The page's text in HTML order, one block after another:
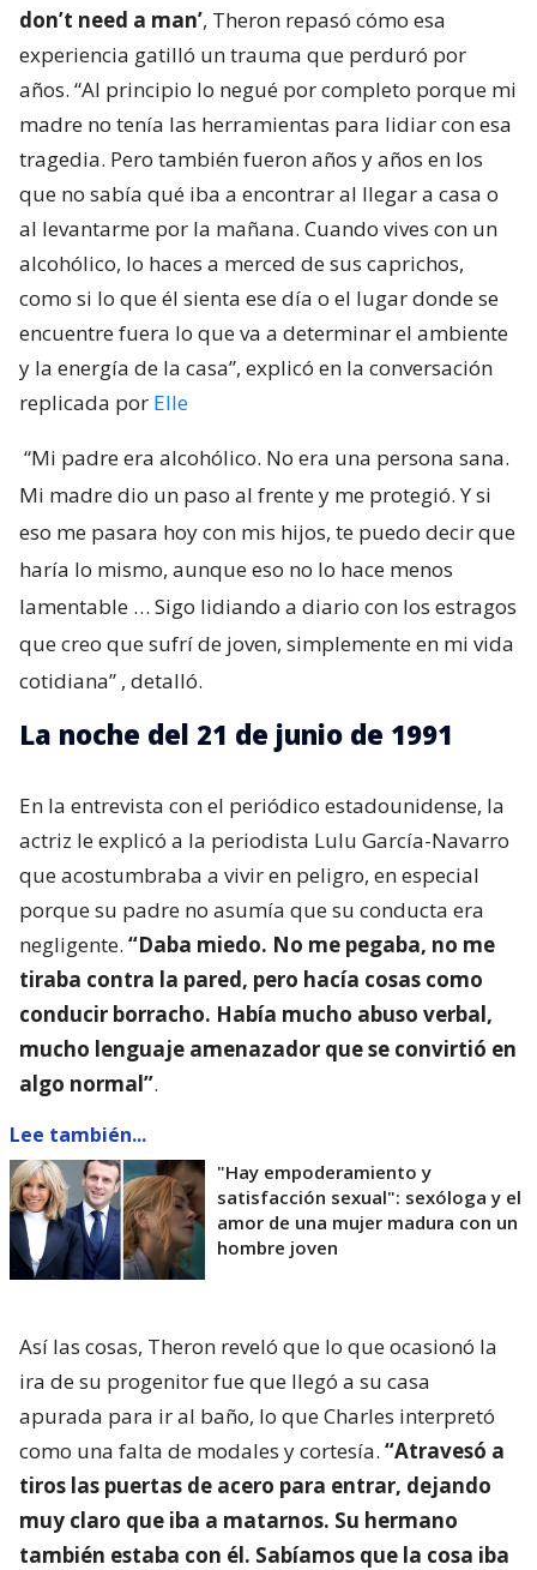
don’t need a man’, Theron repasó cómo esa
experiencia gatilló un trauma que perduró por
años. “Al principio lo negué por completo porque mi
madre no tenía las herramientas para lidiar con esa
tragedia. Pero también fueron años y años en los
que no sabía qué iba a encontrar al llegar a casa o
al levantarme por la mañana. Cuando vives con un
alcohólico, lo haces a merced de sus caprichos,
como si lo que él sienta ese día o el lugar donde se
encuentre fuera lo que va a determinar el ambiente
y la energía de la casa”, explicó en la conversación
replicada por Elle
“Mi padre era alcohólico. No era una persona sana.
Mi madre dio un paso al frente y me protegió. Y si
eso me pasara hoy con mis hijos, te puedo decir que
haría lo mismo, aunque eso no lo hace menos
lamentable … Sigo lidiando a diario con los estragos
que creo que sufrí de joven, simplemente en mi vida
cotidiana” , detalló.
La noche del 21 de junio de 1991
En la entrevista con el periódico estadounidense, la
actriz le explicó a la periodista Lulu García-Navarro
que acostumbraba a vivir en peligro, en especial
porque su padre no asumía que su conducta era
negligente. “Daba miedo. No me pegaba, no me
tiraba contra la pared, pero hacía cosas como
conducir borracho. Había mucho abuso verbal,
mucho lenguaje amenazador que se convirtió en
algo normal”.
Lee también...
"Hay empoderamiento y
satisfacción sexual": sexóloga y el
amor de una mujer madura con un
hombre joven
Así las cosas, Theron reveló que lo que ocasionó la
ira de su progenitor fue que llegó a su casa
apurada para ir al baño, lo que Charles interpretó
como una falta de modales y cortesía. “Atravesó a
tiros las puertas de acero para entrar, dejando
muy claro que iba a matarnos. Su hermano
también estaba con él. Sabíamos que la cosa iba